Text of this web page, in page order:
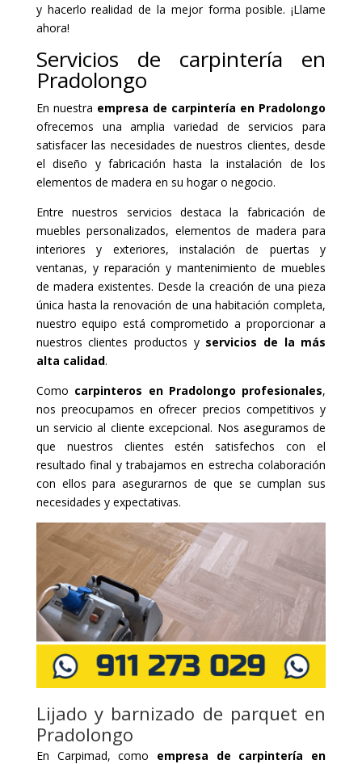
y hacerlo realidad de la mejor forma posible. ¡Llame
ahora!
Servicios de carpintería en
Pradolongo
En nuestra empresa de carpintería en Pradolongo
ofrecemos una amplia variedad de servicios para
satisfacer las necesidades de nuestros clientes, desde
el diseño y fabricación hasta la instalación de los
elementos de madera en su hogar o negocio.
Entre nuestros servicios destaca la fabricación de
muebles personalizados, elementos de madera para
interiores y exteriores, instalación de puertas y
ventanas, y reparación y mantenimiento de muebles
de madera existentes. Desde la creación de una pieza
única hasta la renovación de una habitación completa,
nuestro equipo está comprometido a proporcionar a
nuestros clientes productos y servicios de la más
alta calidad.
Como carpinteros en Pradolongo profesionales,
nos preocupamos en ofrecer precios competitivos y
un servicio al cliente excepcional. Nos aseguramos de
que nuestros clientes estén satisfechos con el
resultado final y trabajamos en estrecha colaboración
con ellos para asegurarnos de que se cumplan sus
necesidades y expectativas.
Lijado y barnizado de parquet en
Pradolongo
En Carpimad, como empresa de carpintería en